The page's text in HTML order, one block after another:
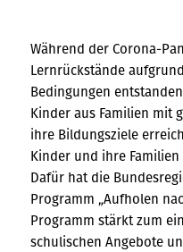
Während der Corona-
Lernrückstände
Bedingungen
Kinder aus Familien mit
ihre Bildungsziele
Kinder und ihre
Dafür hat die
Programm „Aufholen
Programm stärkt zum
schulischen Angebote